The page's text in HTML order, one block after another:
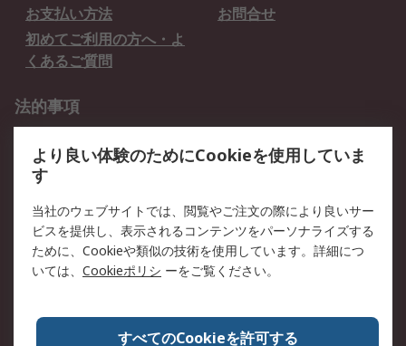
お支払い方法
お問合せ
初めてご利用の方へ・よ
くあるご質問
法的事項
クッキーポリシー
RSについて
会社概要
採用情報
プレスリリース＆お知ら
コーポレートサイト
全世界のRS
RSの歴史
より良い体験のためにCookieを使用していま
す
当社のウェブサイトでは、閲覧やご注文の際により良いサー
ビスを提供し、表示されるコンテンツをパーソナライズする
ために、Cookieや類似の技術を使用しています。詳細につ
いては、 Cookieポリシ ーをご覧ください。
すべてのCookieを許可する